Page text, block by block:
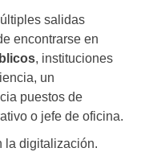
salidas
encontrarse en
, instituciones
un
puestos de
o jefe de oficina.
la digitalización.